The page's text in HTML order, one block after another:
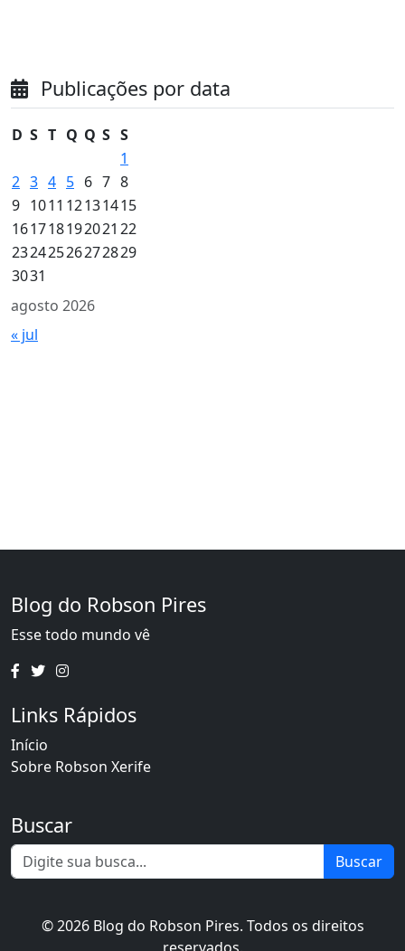
Publicações por data
agosto 2026
D S T Q Q S S
1
2 3 4 5 6 7 8
9 1011 12131415
161718192021 22
23242526272829
3031
« jul
Blog do Robson Pires
Esse todo mundo vê
Links Rápidos
Início
Sobre Robson Xerife
Buscar
Buscar
© 2026 Blog do Robson Pires. Todos os direitos
reservados.